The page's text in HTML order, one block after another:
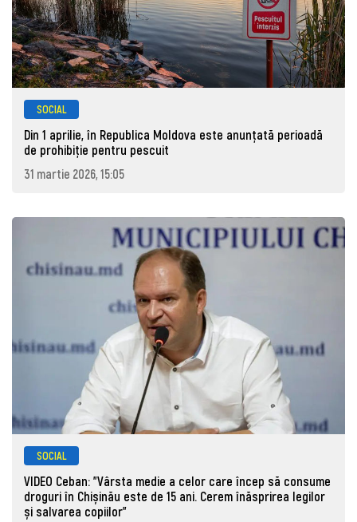
SOCIAL
Din 1 aprilie, în Republica Moldova este anunţată perioadă
de prohibiţie pentru pescuit
31 martie 2026, 15:05
SOCIAL
VIDEO Ceban: "Vârsta medie a celor care încep să consume
droguri în Chișinău este de 15 ani. Cerem înăsprirea legilor
și salvarea copiilor"